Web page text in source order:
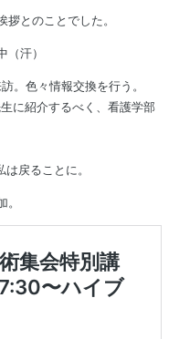
とのことでした。
汗）
。色々情報交換を行う。
に紹介するべく、看護学部
戻ることに。